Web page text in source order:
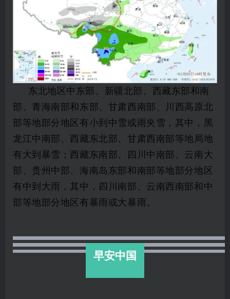
东北地区中东部、新疆北部、西藏东部和南
部、青海南部和东部、甘肃西南部、川西高原北
部等地部分地区有小到中雪或雨夹雪，其中，黑
龙江中南部、西藏东北部、甘肃西南部等地局地
有大到暴雪；西藏东南部、四川中南部、云南大
部、贵州中部、海南岛东部和南部等地部分地区
有中到大雨，其中，四川南部、云南西南部和中
部等地部分地区有暴雨或大暴雨。
早安中国